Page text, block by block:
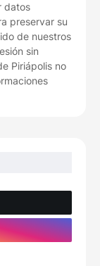
datos
preservar su
de nuestros
sin
Piriápolis no